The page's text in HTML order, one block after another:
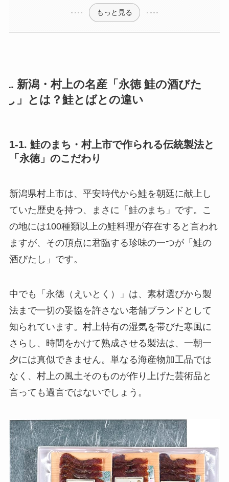
もっと見る
1. 新潟・村上の名産「永徳 鮭の酒びた
し」とは？鮭とばとの違い
1-1. 鮭のまち・村上市で作られる伝統製法と
「永徳」のこだわり
新潟県村上市は、平安時代から鮭を朝廷に献上し
ていた歴史を持つ、まさに「鮭のまち」です。こ
の地には100種類以上の鮭料理が存在すると言われ
ますが、その頂点に君臨する珍味の一つが「鮭の
酒びたし」です。
中でも「永徳（えいとく）」は、素材選びから製
法まで一切の妥協を許さない老舗ブランドとして
知られています。村上特有の湿気を帯びた寒風に
さらし、時間をかけて熟成させる製法は、一朝一
夕には真似できません。単なる海産物加工品では
なく、村上の風土そのものが作り上げた芸術品と
言っても過言ではないでしょう。